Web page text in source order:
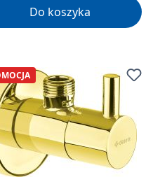
Do koszyka